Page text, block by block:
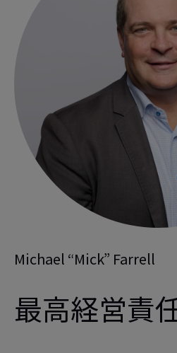
Michael “Mick” Farrell
最高経営責